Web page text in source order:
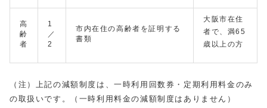
高
齢
者
1
／
2
市内在住の高齢者を証明する
書類
大阪市在住
者で、満65
歳以上の方
（注）上記の減額制度は、一時利用回数券・定期利用料金のみ
の取扱いです。（一時利用料金の減額制度はありません）